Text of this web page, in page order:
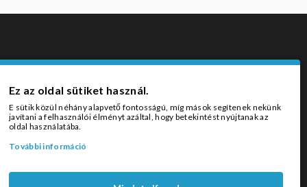
Ez az oldal sütiket használ.
E sütik közül néhány alapvető fontosságú, míg mások segítenek nekünk
javítani a felhasználói élményt azáltal, hogy betekintést nyújtanak az
oldal használatába.
További információ